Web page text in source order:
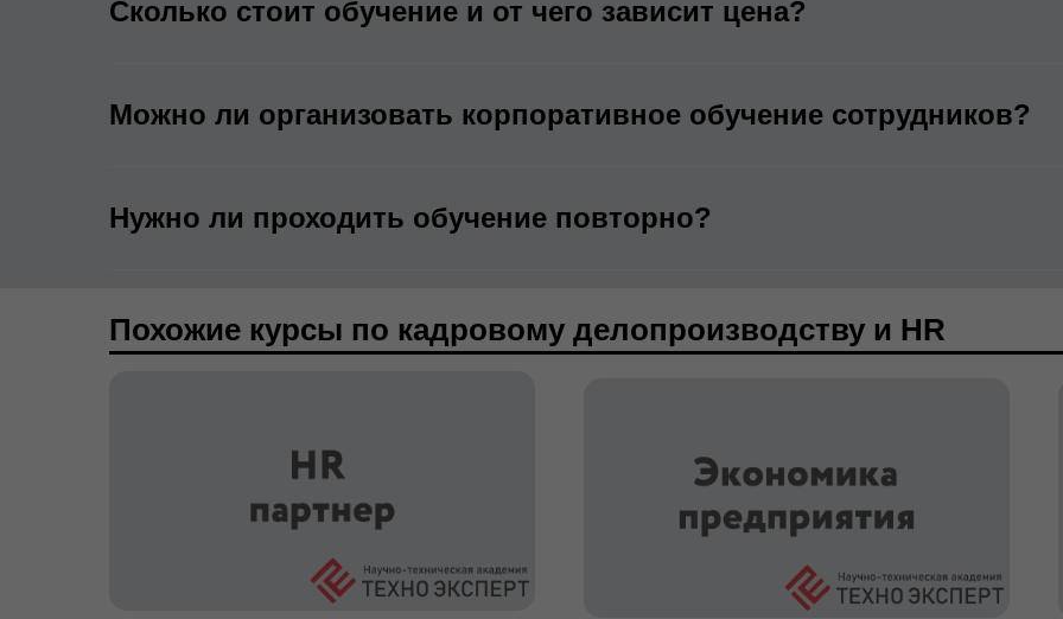
Сколько стоит обучение и от чего зависит цена?
Можно ли организовать корпоративное обучение сотрудников?
Нужно ли проходить обучение повторно?
Похожие курсы по кадровому делопроизводству и HR